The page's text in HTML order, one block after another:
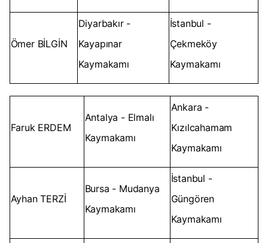
Ömer BİLGİN
Diyarbakır -
Kayapınar
Kaymakamı
İstanbul -
Çekmeköy
Kaymakamı
Faruk ERDEM
Antalya - Elmalı
Kaymakamı
Ankara -
Kızılcahamam
Kaymakamı
Ayhan TERZİ
Bursa - Mudanya
Kaymakamı
İstanbul -
Güngören
Kaymakamı